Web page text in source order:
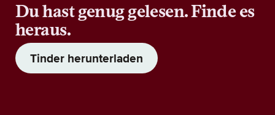
Du hast genug gelesen. Finde es
heraus.
Tinder herunterladen